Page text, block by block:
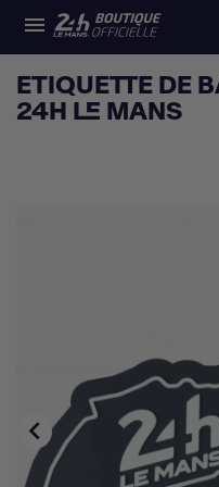

ETIQUETTE DE
24H LE MANS
